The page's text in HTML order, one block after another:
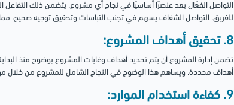
التواصل الفعّال يعد عنصرًا أساسيًا في نجاح أي مشروع. يتضمن ذلك
للفريق. التواصل الشفاف يسهم في تجنب التباسات وتحقيق توجيه صحيح،
8. تحقيق أهداف المشروع:
تضمن إدارة المشروع أن يتم تحديد أهداف وغايات المشروع بوضوح منذ
أهداف محددة. ويساهم هذا الوضوح في النجاح الشامل للمشروع من خلال
9. كفاءة استخدام الموارد: